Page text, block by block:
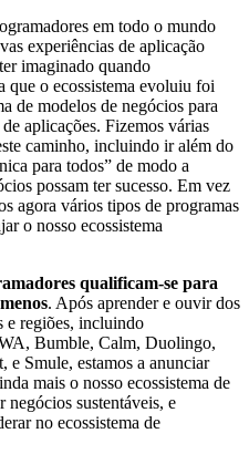
em todo o mundo
experiências de aplicação
imaginado quando
o ecossistema evoluiu foi
de modelos de negócios para
aplicações. Fizemos várias
caminho, incluindo ir além do
para todos” de modo a
possam ter sucesso. Em vez
agora vários tipos de programas
o nosso ecossistema
qualificam-se para
. Após aprender e ouvir dos
e regiões, incluindo
Bumble, Calm, Duolingo,
Smule, estamos a anunciar
mais o nosso ecossistema de
negócios sustentáveis, e
no ecossistema de